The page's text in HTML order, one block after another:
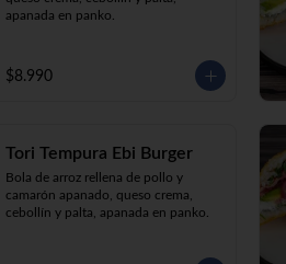
**Imagen Referencial**
apanada en panko.
$8.990
Tori Tempura Ebi Burger
Bola de arroz rellena de pollo y
camarón apanado, queso crema,
cebollín y palta, apanada en panko.